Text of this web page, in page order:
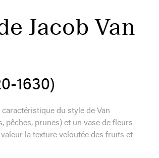
Jacob Van
1630)
du style de Van
prunes) et un vase de fleurs
la texture veloutée des fruits et